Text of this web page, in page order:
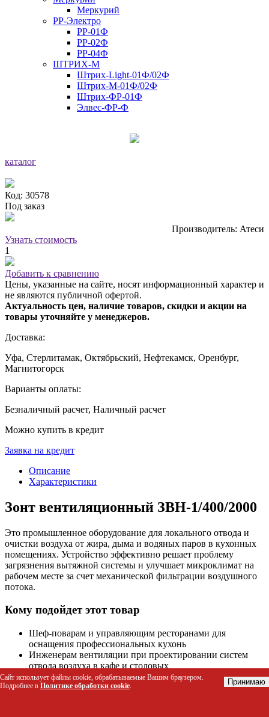
Меркурий
РР-Электро
РР-01Ф
РР-02Ф
РР-04Ф
ШТРИХ-М
Штрих-Light-01Ф/02Ф
Штрих-М-01Ф/02Ф
Штрих-ФР-01Ф
Элвес-ФР-Ф
каталог
Код: 30578
Под заказ
Производитель: Атеси
Узнать стоимость
1
Добавить к сравнению
Цены, указанные на сайте, носят информационный характер и
не являются публичной офертой.
Актуальность цен, наличие товаров, скидки и акции на
товары уточняйте у менеджеров.
Доставка:
Уфа, Стерлитамак, Октябрьский, Нефтекамск, Оренбург,
Магнитогорск
Варианты оплаты:
Безналичный расчет, Наличный расчет
Можно купить в кредит
Заявка на кредит
Описание
Характеристики
Зонт вентиляционный ЗВН-1/400/2000
Это промышленное оборудование для локального отвода и
очистки воздуха от жира, дыма и водяных паров в кухонных
помещениях. Устройство эффективно решает проблему
загрязнения вытяжной системы и улучшает микроклимат на
рабочем месте за счет механической фильтрации воздушного
потока.
Кому подойдет этот товар
Шеф-поварам и управляющим ресторанами для
оснащения профессиональных кухонь
Инженерам вентиляции при проектировании систем
отвода воздуха в кафе и столовых
Владелцам фастфуд-точек и кулинарных цехов с
интенсивной жаркой
Сайт использует файлы cookie, обрабатываемые Вашим браузером.
Подробнее в Политике обработки cookie. Принимаю